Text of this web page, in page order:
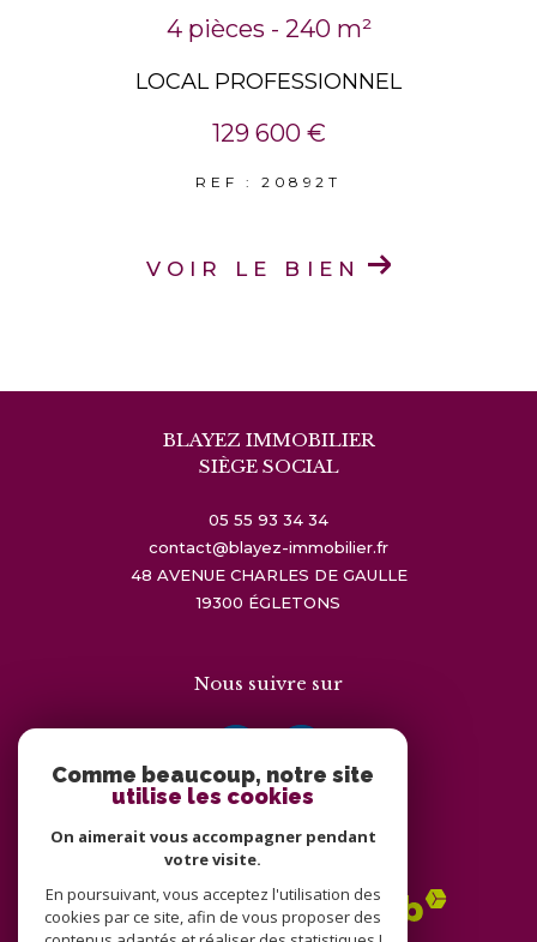
4 pièces - 240 m²
LOCAL PROFESSIONNEL
129 600 €
REF : 20892T
VOIR LE BIEN
BLAYEZ IMMOBILIER
SIÈGE SOCIAL
05 55 93 34 34
contact@blayez-immobilier.fr
48 AVENUE CHARLES DE GAULLE
19300
ÉGLETONS
Nous suivre sur
Adhérents
Comme beaucoup, notre site
utilise les cookies
On aimerait vous accompagner pendant
votre visite.
En poursuivant, vous acceptez l'utilisation des
cookies par ce site, afin de vous proposer des